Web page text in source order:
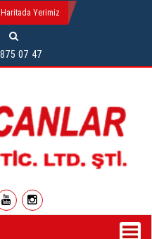
07 47
Haritada Yerimiz